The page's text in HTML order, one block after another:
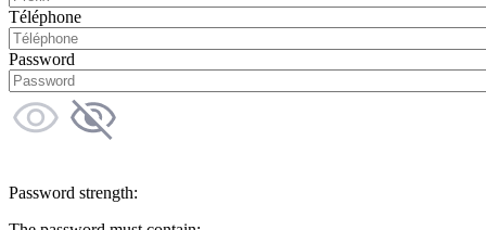
Téléphone
Password
Password strength: